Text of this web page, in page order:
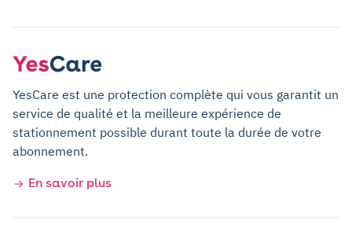
YesCare est une protection complète qui vous garantit un
service de qualité et la meilleure expérience de
stationnement possible durant toute la durée de votre
abonnement.
En savoir plus